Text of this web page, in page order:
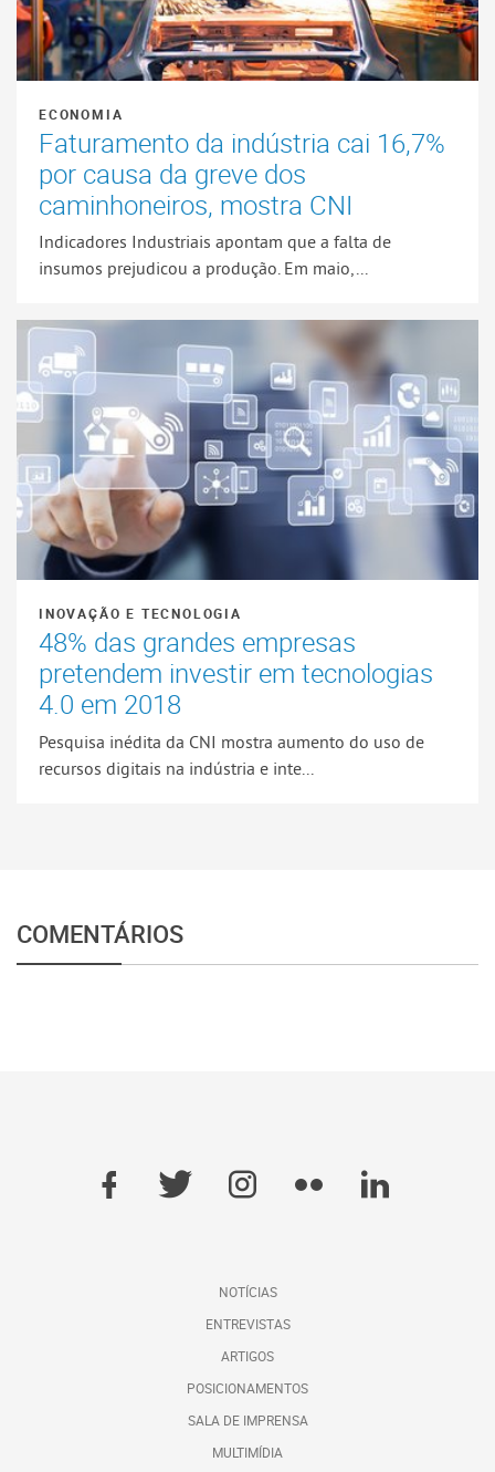
ECONOMIA
Faturamento da indústria cai 16,7%
por causa da greve dos
caminhoneiros, mostra CNI
Indicadores Industriais apontam que a falta de
insumos prejudicou a produção. Em maio,...
INOVAÇÃO E TECNOLOGIA
48% das grandes empresas
pretendem investir em tecnologias
4.0 em 2018
Pesquisa inédita da CNI mostra aumento do uso de
recursos digitais na indústria e inte...
COMENTÁRIOS
NOTÍCIAS
ENTREVISTAS
ARTIGOS
POSICIONAMENTOS
SALA DE IMPRENSA
MULTIMÍDIA